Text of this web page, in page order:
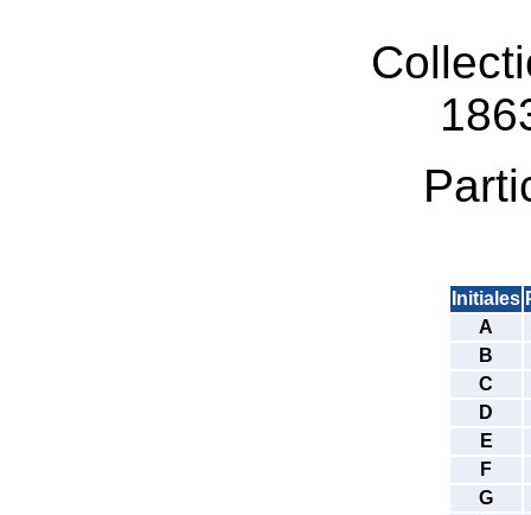
Initiales
A
B
C
D
E
F
G